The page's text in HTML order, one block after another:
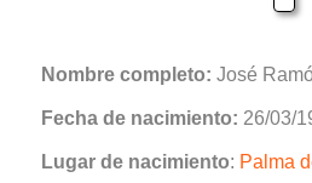
Nombre completo: José
Fecha de nacimiento: 26/03/
Lugar de nacimiento: Palma